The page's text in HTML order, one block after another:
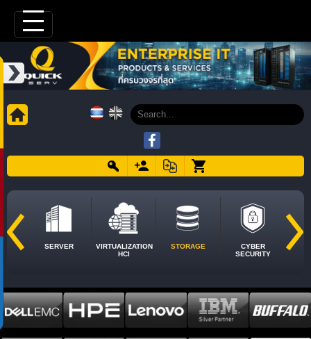
SERVER
VIRTUALIZATION
HCI
STORAGE
CYBER
SECURITY